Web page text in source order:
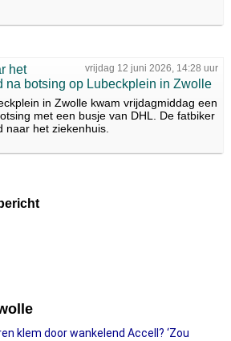
vrijdag 12 juni 2026, 14:28 uur
het
na botsing op Lubeckplein in Zwolle
in Zwolle kwam vrijdagmiddag een
met een busje van DHL. De fatbiker
naar het ziekenhuis.
klem door wankelend Accell? ‘Zou